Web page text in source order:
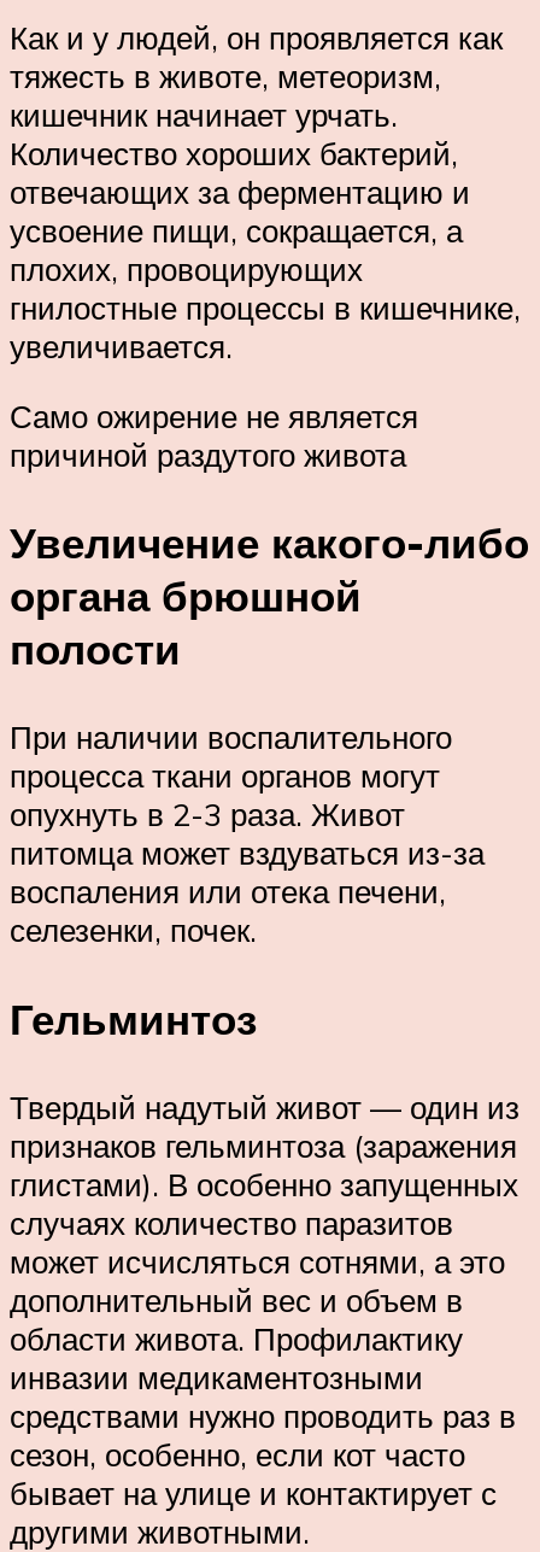
Как и у людей, он проявляется как
тяжесть в животе, метеоризм,
кишечник начинает урчать.
Количество хороших бактерий,
отвечающих за ферментацию и
усвоение пищи, сокращается, а
плохих, провоцирующих
гнилостные процессы в кишечнике,
увеличивается.
Само ожирение не является
причиной раздутого живота
Увеличение какого-либо
органа брюшной
полости
При наличии воспалительного
процесса ткани органов могут
опухнуть в 2-3 раза. Живот
питомца может вздуваться из-за
воспаления или отека печени,
селезенки, почек.
Гельминтоз
Твердый надутый живот — один из
признаков гельминтоза (заражения
глистами). В особенно запущенных
случаях количество паразитов
может исчисляться сотнями, а это
дополнительный вес и объем в
области живота. Профилактику
инвазии медикаментозными
средствами нужно проводить раз в
сезон, особенно, если кот часто
бывает на улице и контактирует с
другими животными.